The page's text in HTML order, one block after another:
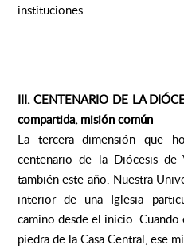
instituciones.
III. CENTENARIO DE LA
compartida, misión común
La tercera dimensión que
centenario de la Diócesis de
también este año. Nuestra
interior de una Iglesia
camino desde el inicio.
piedra de la Casa Central, ese